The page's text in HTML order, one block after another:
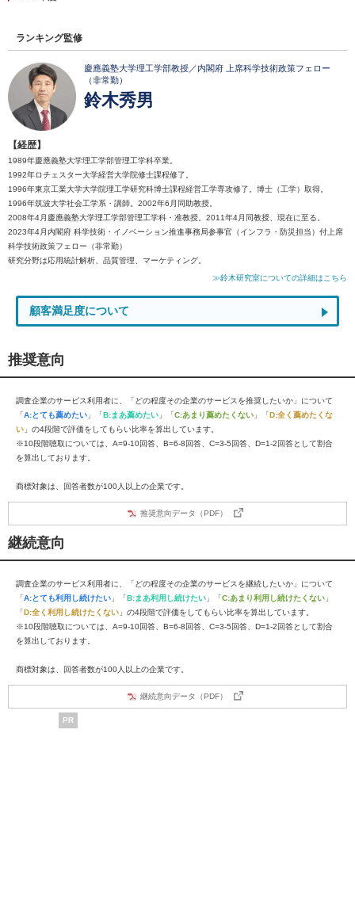
ランキング監修
慶應義塾大学理工学部教授／内閣府 上席科学技術政策フェロー
（非常勤）
鈴木秀男
【経歴】
1989年慶應義塾大学理工学部管理工学科卒業。
1992年ロチェスター大学経営大学院修士課程修了。
1996年東京工業大学大学院理工学研究科博士課程経営工学専攻修了。博士（工学）取得。
1996年筑波大学社会工学系・講師。2002年6月同助教授。
2008年4月慶應義塾大学理工学部管理工学科・准教授。2011年4月同教授、現在に至る。
2023年4月内閣府 科学技術・イノベーション推進事務局参事官（インフラ・防災担当）付上席
科学技術政策フェロー（非常勤）
研究分野は応用統計解析、品質管理、マーケティング。
≫鈴木研究室についての詳細はこちら
顧客満足度について
推奨意向
調査企業のサービス利用者に、「どの程度その企業のサービスを推奨したいか」について
「A:とても薦めたい 」「B:まあ薦めたい 」「C:あまり薦めたくない 」「D:全く薦めたくな
い 」の4段階で評価をしてもらい比率を算出しています。
※10段階聴取については、A=9-10回答、B=6-8回答、C=3-5回答、D=1-2回答として割合
を算出しております。
商標対象は、回答者数が100人以上の企業です。
推奨意向データ（PDF）
継続意向
調査企業のサービス利用者に、「どの程度その企業のサービスを継続したいか」について
「A:とても利用し続けたい 」「B:まあ利用し続けたい 」「C:あまり利用し続けたくない 」
「D:全く利用し続けたくない 」の4段階で評価をしてもらい比率を算出しています。
※10段階聴取については、A=9-10回答、B=6-8回答、C=3-5回答、D=1-2回答として割合
を算出しております。
商標対象は、回答者数が100人以上の企業です。
継続意向データ（PDF）
PR